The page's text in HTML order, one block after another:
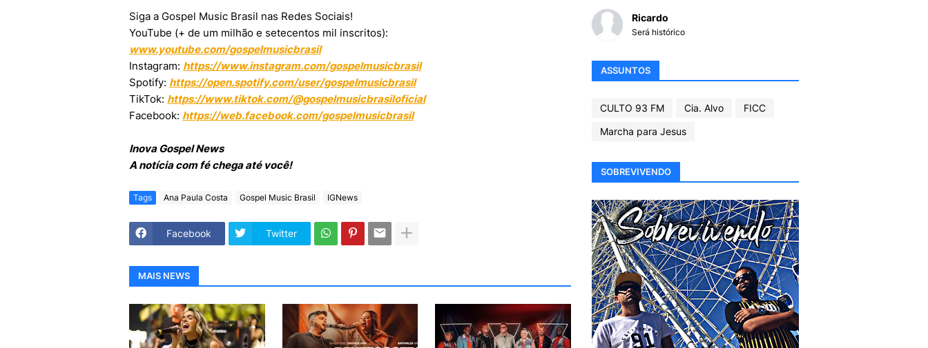
Siga a Gospel Music Brasil nas Redes Sociais!
YouTube (+ de um milhão e setecentos mil inscritos):
www.youtube.com/gospelmusicbrasil
Instagram: https://www.instagram.com/gospelmusicbrasil
Spotify: https://open.spotify.com/user/gospelmusicbrasil
TikTok: https://www.tiktok.com/@gospelmusicbrasiloficial
Facebook: https://web.facebook.com/gospelmusicbrasil
Inova Gospel News
A notícia com fé chega até você!
Tags Ana Paula Costa Gospel Music Brasil IGNews
Facebook Twitter
MAIS NEWS
Ricardo
Será histórico
ASSUNTOS
CULTO 93 FM Cia. Alvo
FICC
Marcha para Jesus
SOBREVIVENDO